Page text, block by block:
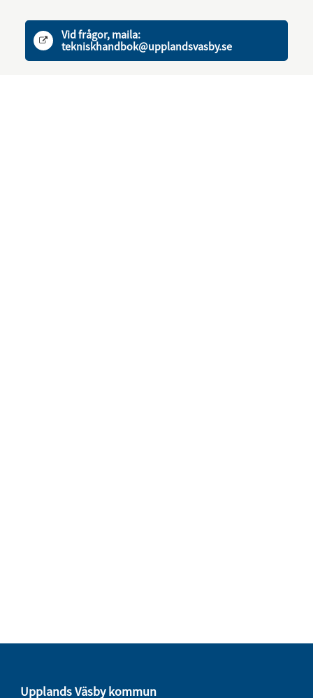
Vid frågor, maila:
tekniskhandbok@upplandsvasby.se
Upplands Väsby kommun